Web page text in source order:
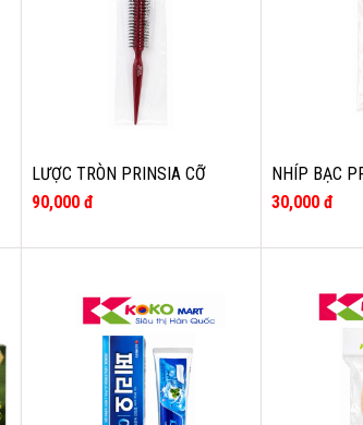
LƯỢC TRÒN PRINSIA CỠ
TRUNG HẠT TRẮNG
90,000 đ
NHÍP BẠC
30,000 đ